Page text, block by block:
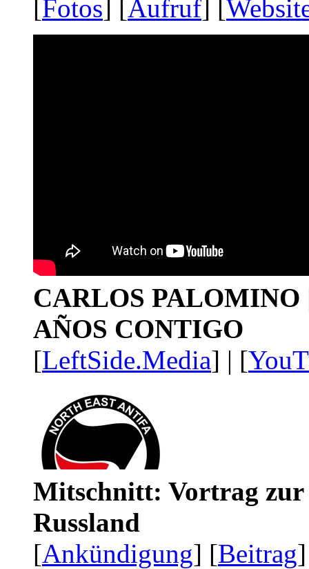
[Fotos] [Aufruf] [
CARLOS PALOMINO
AÑOS CONTIGO
[LeftSide.Media] | [
Mitschnitt: Vortrag zur
Russland
[Ankündigung] [Beitrag